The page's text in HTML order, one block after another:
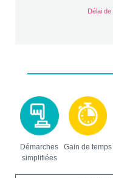
Délai
Démarches
simplifiées
Gain de temps